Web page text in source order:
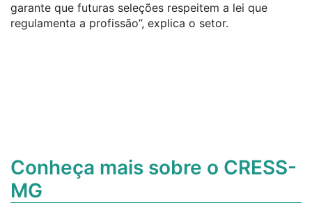
garante que futuras seleções respeitem a lei que
regulamenta a profissão”, explica o setor.
Conheça mais sobre o CRESS-
MG